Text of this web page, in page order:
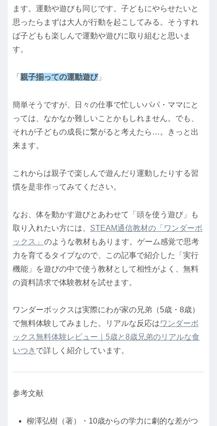
ます。運動や遊びも同じです。子どもにやらせたいと
思ったらまずは大人が行動を起こしてみる。そうすれ
ば子どもも楽しんで運動や遊びに取り組むと思いま
す。
「 親子揃っての運動遊び」
簡単そうですが、日々の仕事で忙しいパパ・ママにと
っては、なかなか難しいことかもしれません。でも、
それが子どもの成長に繋がると考えたら…。きっと出
来ます。
これからは親子で楽しんで遊んだり運動したりする習
慣を是非作ってみてください。
なお、体を動かす遊びとあわせて「頭を使う遊び」も
取り入れたい方には、 STEAM通信教材の「ワンダーボ
ックス」 のような教材もあります。ゲーム感覚で思考
力を育てるタイプなので、この記事で紹介した「実行
機能」を遊びの中で使う教材として相性がよく、無料
の資料請求で体験教材を試せます。
ワンダーボックスは実際にわが家の兄弟（5歳・8歳）
で無料体験してみました。リアルな反応はワンダーボ
ックス無料体験レビュー｜5歳と8歳兄弟のリアルな食
いつき で詳しく紹介しています。
参考文献
柳澤弘樹（著）・10歳からの学力に劇的な差がつ